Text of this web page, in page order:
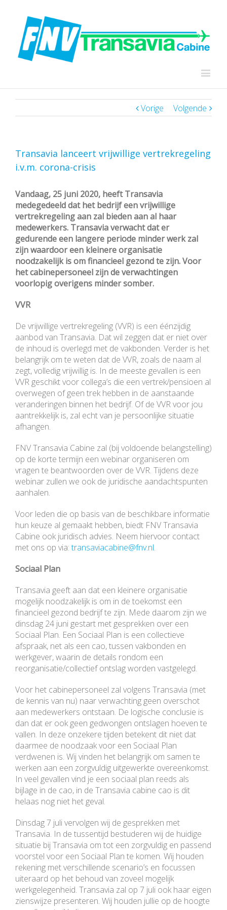
Vorige Volgende
Transavia lanceert vrijwillige vertrekregeling
i.v.m. corona-crisis
Vandaag, 25 juni 2020, heeft Transavia
medegedeeld dat het bedrijf een vrijwillige
vertrekregeling aan zal bieden aan al haar
medewerkers. Transavia verwacht dat er
gedurende een langere periode minder werk zal
zijn waardoor een kleinere organisatie
noodzakelijk is om financieel gezond te zijn. Voor
het cabinepersoneel zijn de verwachtingen
voorlopig overigens minder somber.
VVR
De vrijwillige vertrekregeling (VVR) is een éénzijdig
aanbod van Transavia. Dat wil zeggen dat er niet over
de inhoud is overlegd met de vakbonden. Verder is het
belangrijk om te weten dat de VVR, zoals de naam al
zegt, volledig vrijwillig is. In de meeste gevallen is een
VVR geschikt voor collega’s die een vertrek/pensioen al
overwegen of geen trek hebben in de aanstaande
veranderingen binnen het bedrijf. Of de VVR voor jou
aantrekkelijk is, zal echt van je persoonlijke situatie
afhangen.
FNV Transavia Cabine zal (bij voldoende belangstelling)
op de korte termijn een webinar organiseren om
vragen te beantwoorden over de VVR. Tijdens deze
webinar zullen we ook de juridische aandachtspunten
aanhalen.
Voor leden die op basis van de beschikbare informatie
hun keuze al gemaakt hebben, biedt FNV Transavia
Cabine ook juridisch advies. Neem hiervoor contact
met ons op via:transaviacabine@fnv.nl.
Sociaal Plan
Transavia geeft aan dat een kleinere organisatie
mogelijk noodzakelijk is om in de toekomst een
financieel gezond bedrijf te zijn. Mede daarom zijn we
dinsdag 24 juni gestart met gesprekken over een
Sociaal Plan. Een Sociaal Plan is een collectieve
afspraak, net als een cao, tussen vakbonden en
werkgever, waarin de details rondom een
reorganisatie/collectief ontslag worden vastgelegd.
Voor het cabinepersoneel zal volgens Transavia (met
de kennis van nu) naar verwachting geen overschot
aan medewerkers ontstaan. De logische conclusie is
dan dat er ook geen gedwongen ontslagen hoeven te
vallen. In deze onzekere tijden betekent dit niet dat
daarmee de noodzaak voor een Sociaal Plan
verdwenen is. Wij vinden het belangrijk om samen te
werken aan een zorgvuldig uitgewerkte overeenkomst.
In veel gevallen vind je een sociaal plan reeds als
bijlage in de cao, in de Transavia cabine cao is dit
helaas nog niet het geval.
Dinsdag 7 juli vervolgen wij de gesprekken met
Transavia. In de tussentijd bestuderen wij de huidige
situatie bij Transavia om tot een zorgvuldig en passend
voorstel voor een Sociaal Plan te komen. Wij houden
rekening met verschillende scenario’s en focussen
uiteraard op het behoud van zoveel mogelijk
werkgelegenheid. Transavia zal op 7 juli ook haar eigen
zienswijze presenteren. Wij houden jullie op de hoogte